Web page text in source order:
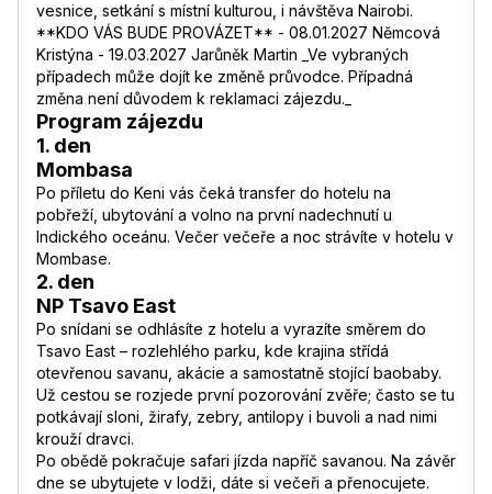
vesnice, setkání s místní kulturou, i návštěva Nairobi.
**KDO VÁS BUDE PROVÁZET** - 08.01.2027 Němcová
Kristýna - 19.03.2027 Jarůněk Martin _Ve vybraných
případech může dojít ke změně průvodce. Případná
změna není důvodem k reklamaci zájezdu._
Program zájezdu
1. den
Mombasa
Po příletu do Keni vás čeká transfer do hotelu na
pobřeží, ubytování a volno na první nadechnutí u
Indického oceánu. Večer večeře a noc strávíte v hotelu v
Mombase.
2. den
NP Tsavo East
Po snídani se odhlásíte z hotelu a vyrazíte směrem do
Tsavo East – rozlehlého parku, kde krajina střídá
otevřenou savanu, akácie a samostatně stojící baobaby.
Už cestou se rozjede první pozorování zvěře; často se tu
potkávají sloni, žirafy, zebry, antilopy i buvoli a nad nimi
krouží dravci.
Po obědě pokračuje safari jízda napříč savanou. Na závěr
dne se ubytujete v lodži, dáte si večeři a přenocujete.